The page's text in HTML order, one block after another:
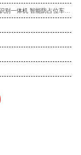
新能源汽车的未来何去何从？充电桩专用车牌识别一体机 智能防占位车牌识别。